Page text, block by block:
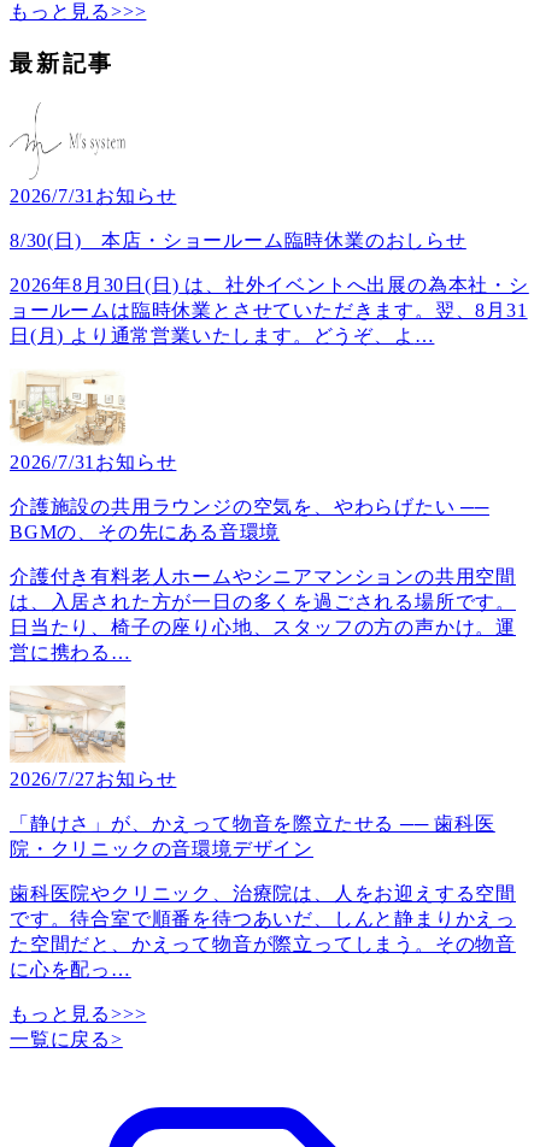
もっと見る>>>
最新記事
2026/7/31 お知らせ
8/30(日) 本店・ショールーム臨時休業のおしらせ
2026年8月30日(日) は、社外イベントへ出展の為本社・シ
ョールームは臨時休業とさせていただきます。翌、8月31
日(月) より通常営業いたします。どうぞ、よ …
2026/7/31 お知らせ
介護施設の共用ラウンジの空気を、やわらげたい ──
BGMの、その先にある音環境
介護付き有料老人ホームやシニアマンションの共用空間
は、入居された方が一日の多くを過ごされる場所です。
日当たり、椅子の座り心地、スタッフの方の声かけ。運
営に携わる …
2026/7/27お知らせ
「静けさ」が、かえって物音を際立たせる ── 歯科医
院・クリニックの音環境デザイン
歯科医院やクリニック、治療院は、人をお迎えする空間
です。待合室で順番を待つあいだ、しんと静まりかえっ
た空間だと、かえって物音が際立ってしまう。その物音
に心を配っ …
もっと見る>>>
一覧に戻る>